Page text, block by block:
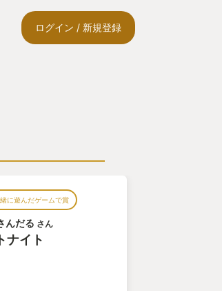
ログイン / 新規登録
に遊んだゲームで賞
んだる さん
ナイト